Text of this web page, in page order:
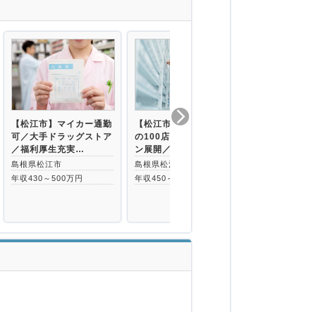
【松江市】マイカー通勤
可／大手ドラッグストア
／福利厚生充実…
島根県松江市
年収430～500万円
【松江市】西日本メイン
の100店舗前後のチェー
ン展開／総合…
島根県松江市
年収450～600万円